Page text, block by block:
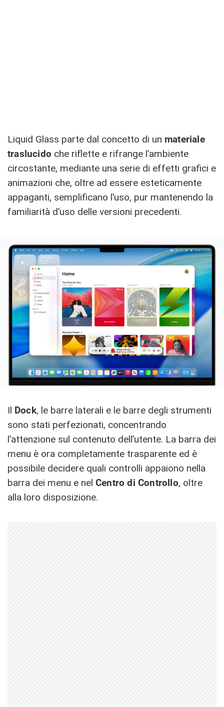
Liquid Glass parte dal concetto di un materiale
traslucido che riflette e rifrange l’ambiente
circostante, mediante una serie di effetti grafici e
animazioni che, oltre ad essere esteticamente
appaganti, semplificano l’uso, pur mantenendo la
familiarità d’uso delle versioni precedenti.
Il Dock, le barre laterali e le barre degli strumenti
sono stati perfezionati, concentrando
l’attenzione sul contenuto dell’utente. La barra dei
menu è ora completamente trasparente ed è
possibile decidere quali controlli appaiono nella
barra dei menu e nel Centro di Controllo, oltre
alla loro disposizione.